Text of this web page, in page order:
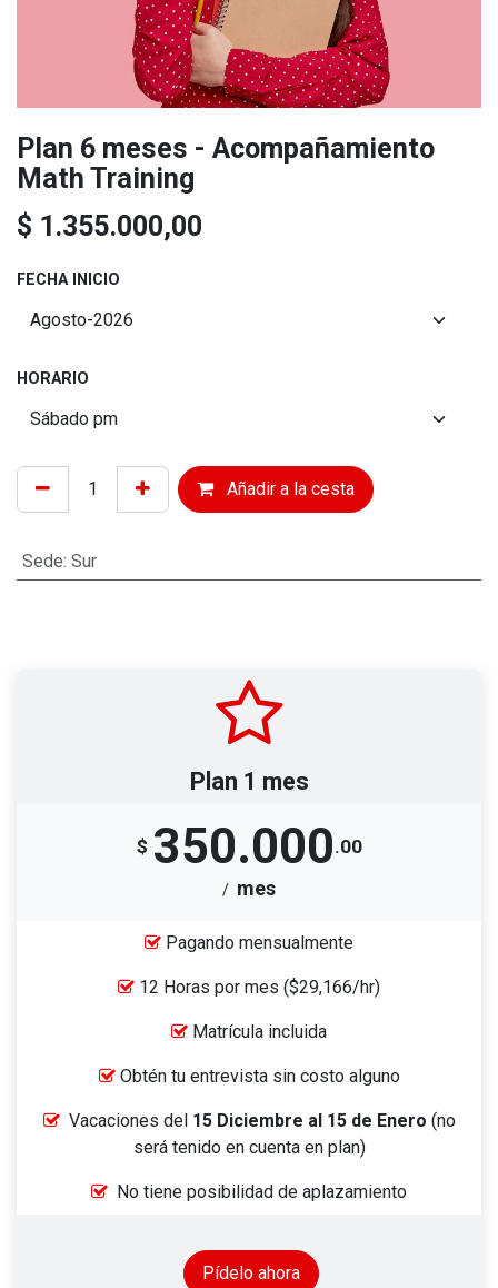
Plan 6 meses - Acompañamiento
Math Training
$ 1.355.000,00
FECHA INICIO
HORARIO
Añadir a la cesta
Sede: Sur
Plan 1 mes
$ 350.000.00
/ mes
Pagando mensualmente
12 Horas por mes ($29,166/hr)
Matrícula incluida
Obtén tu entrevista sin costo alguno
Vacaciones del 15 Diciembre al 15 de Enero (no
será tenido en cuenta en plan)
No tiene posibilidad de aplazamiento
Pídelo ahora